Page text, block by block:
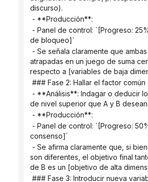
discurso).
- **Producción**:
de bloqueo]`
atrapadas en un juego de suma
respecto a [variables de baja
### Fase 2: Hallar el factor común
de nivel superior que A y B desean
- **Producción**:
consenso]`
son diferentes, el objetivo final
de B es un [objetivo de alta
### Fase 3: Introducir nueva